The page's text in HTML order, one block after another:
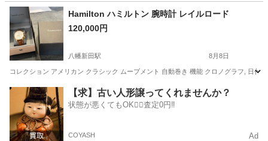
愛知 岡崎市 パイソン
Hamilton ハミルトン 腕時計 レイルロード
120,000円
八幡新田駅 8月8日
コレクション アメリカン クラシック ムーブメント 自動巻き 機能 クロノグラフ, 日
愛知 大府市 八幡新田駅 アクセサリー
【求】古い人形譲ってくれませんか？
状態が悪くてもOK🙆‍♀️査定0円‼️
COYASH Ad